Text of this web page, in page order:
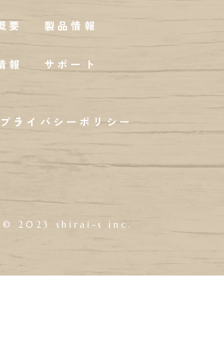
要
報
製品情報
サポート
プライバシーポリシー
© 2023 shirai-s inc.